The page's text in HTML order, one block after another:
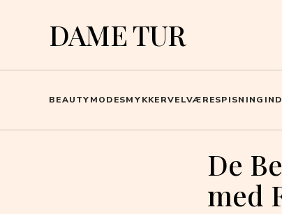
DAME TUR
BEAUTYMODESMYKKERVELVÆRESPISNING
De
med